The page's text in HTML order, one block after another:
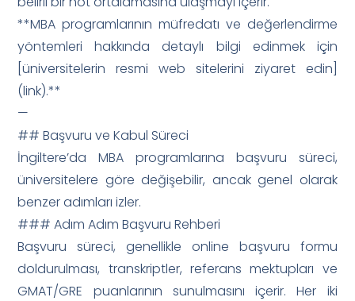
**MBA programlarının müfredatı ve değerlendirme
yöntemleri hakkında detaylı bilgi edinmek için
[üniversitelerin resmi web sitelerini ziyaret edin]
(link).**
—
## Başvuru ve Kabul Süreci
İngiltere’da MBA programlarına başvuru süreci,
üniversitelere göre değişebilir, ancak genel olarak
benzer adımları izler.
### Adım Adım Başvuru Rehberi
Başvuru süreci, genellikle online başvuru formu
doldurulması, transkriptler, referans mektupları ve
GMAT/GRE puanlarının sunulmasını içerir. Her iki